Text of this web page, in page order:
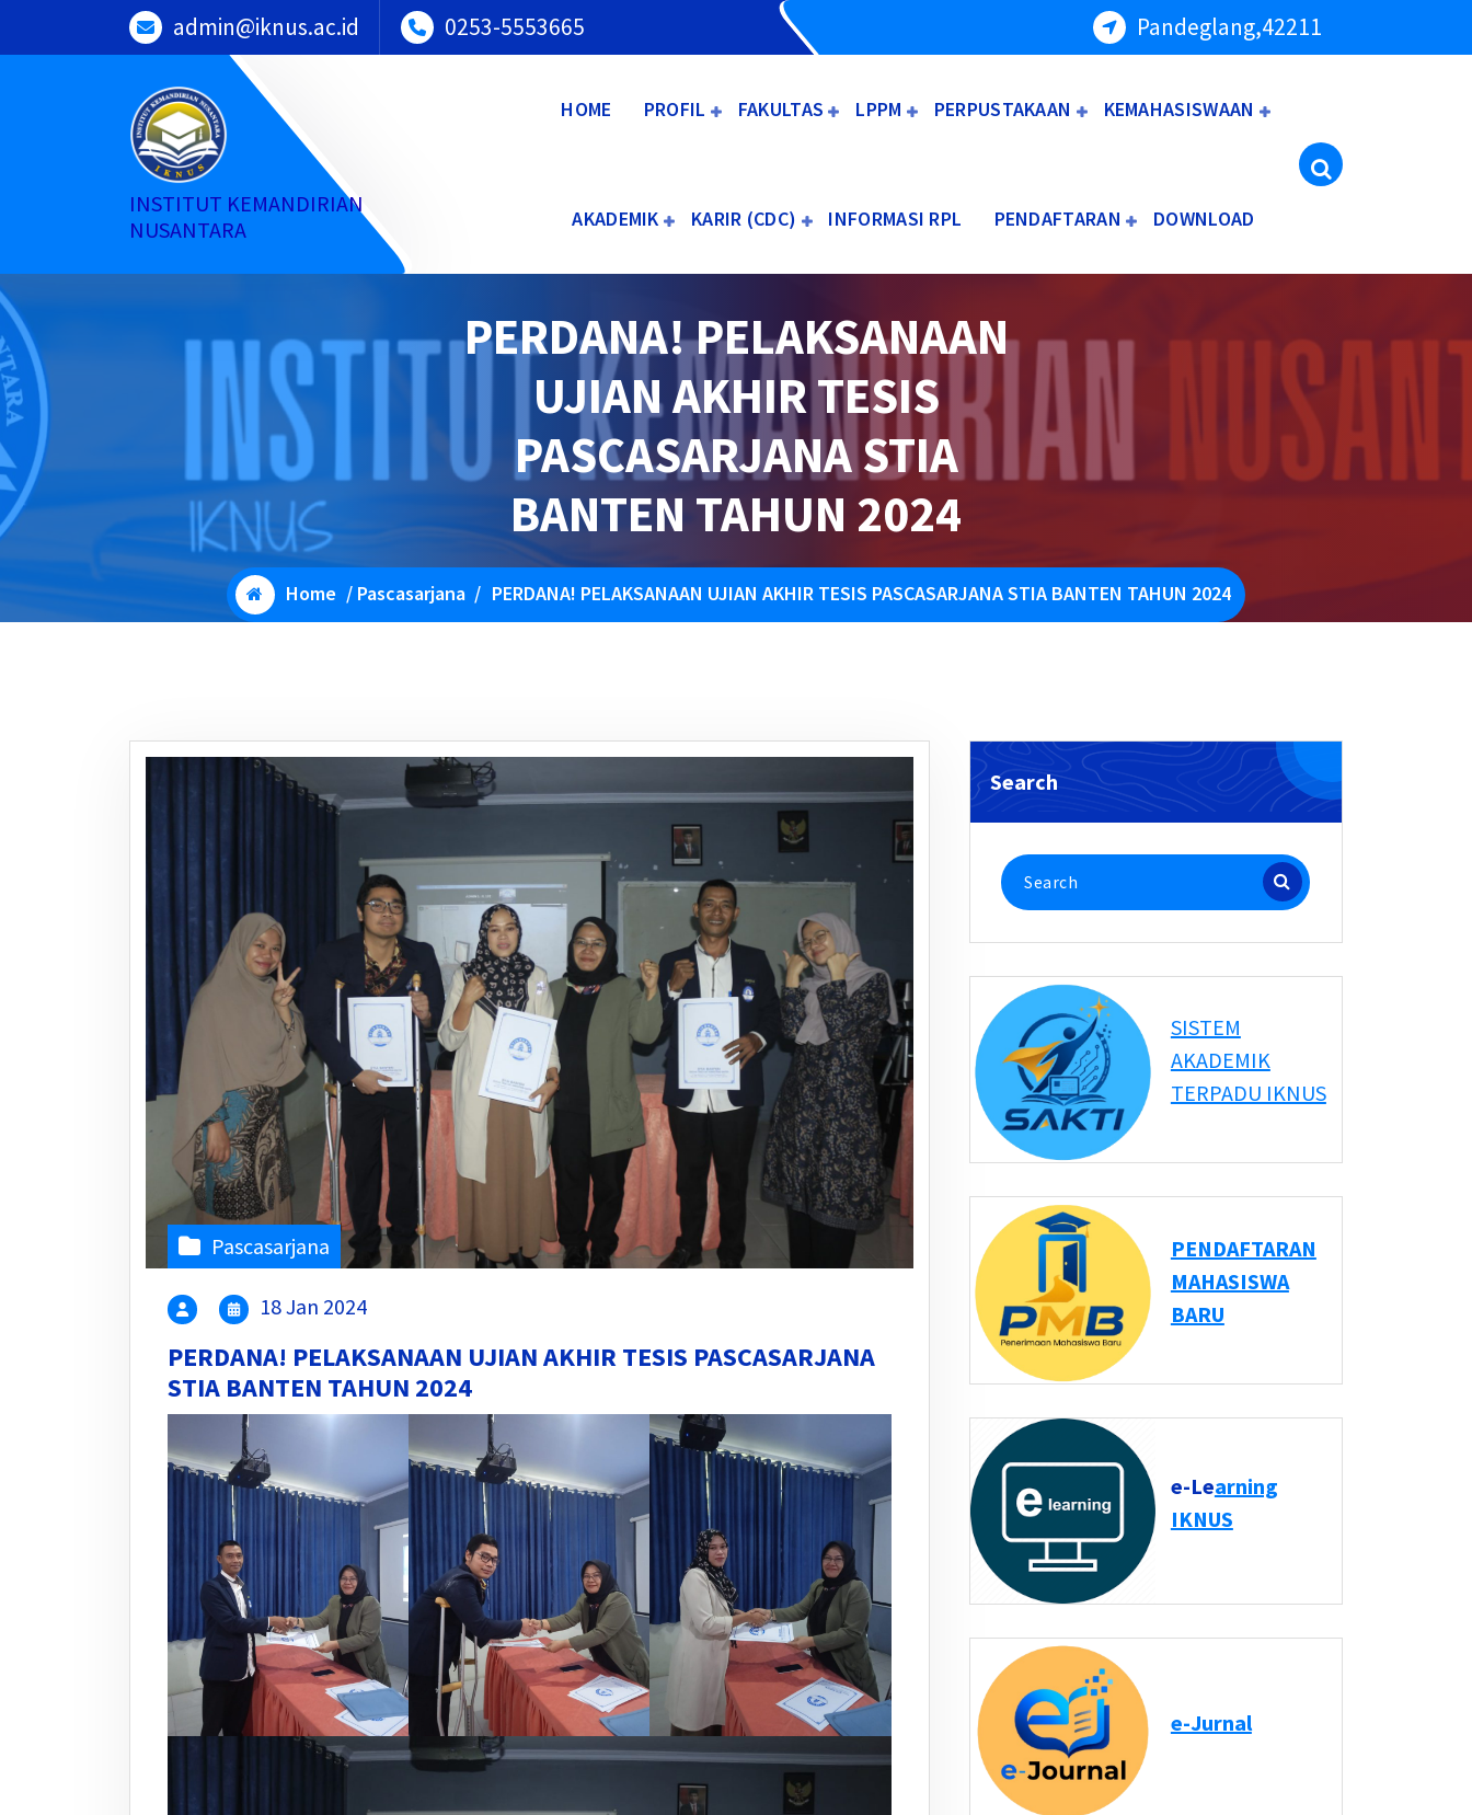
to
admin@iknus.ac.id 0253-5553665 Pandeglang,42211
INSTITUT KEMANDIRIAN
NUSANTARA
HOME PROFIL FAKULTAS LPPM PERPUSTAKAAN KEMAHASISWAAN
AKADEMIK KARIR (CDC) INFORMASI RPL PENDAFTARAN DOWNLOAD
PERDANA! PELAKSANAAN
UJIAN AKHIR TESIS
PASCASARJANA STIA
BANTEN TAHUN 2024
Home / Pascasarjana / PERDANA! PELAKSANAAN UJIAN AKHIR TESIS PASCASARJANA STIA BANTEN TAHUN 2024
Pascasarjana
18 Jan 2024
PERDANA! PELAKSANAAN UJIAN AKHIR TESIS PASCASARJANA
STIA BANTEN TAHUN 2024
Search
Search
for:
SISTEM
AKADEMIK
TERPADU IKNUS
PENDAFTARAN
MAHASISWA
BARU
e-Learning
IKNUS
e-Jurnal